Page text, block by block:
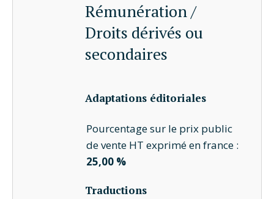
Rémunération /
Droits dérivés ou
secondaires
Adaptations éditoriales
Pourcentage sur le prix public
de vente HT exprimé en france :
25,00 %
Traductions